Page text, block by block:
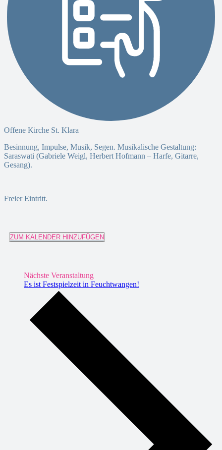
Offene Kirche St. Klara
Besinnung, Impulse, Musik, Segen. Musikalische Gestaltung:
Saraswati (Gabriele Weigl, Herbert Hofmann – Harfe, Gitarre,
Gesang).
Freier Eintritt.
ZUM KALENDER HINZUFÜGEN
Nächste Veranstaltung
Es ist Festspielzeit in Feuchtwangen!